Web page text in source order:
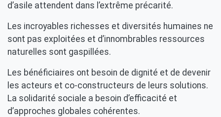
d’asile attendent dans l’extrême précarité.
Les incroyables richesses et diversités humaines ne
sont pas exploitées et d’innombrables ressources
naturelles sont gaspillées.
Les bénéficiaires ont besoin de dignité et de devenir
les acteurs et co-constructeurs de leurs solutions.
La solidarité sociale a besoin d’efficacité et
d’approches globales cohérentes.